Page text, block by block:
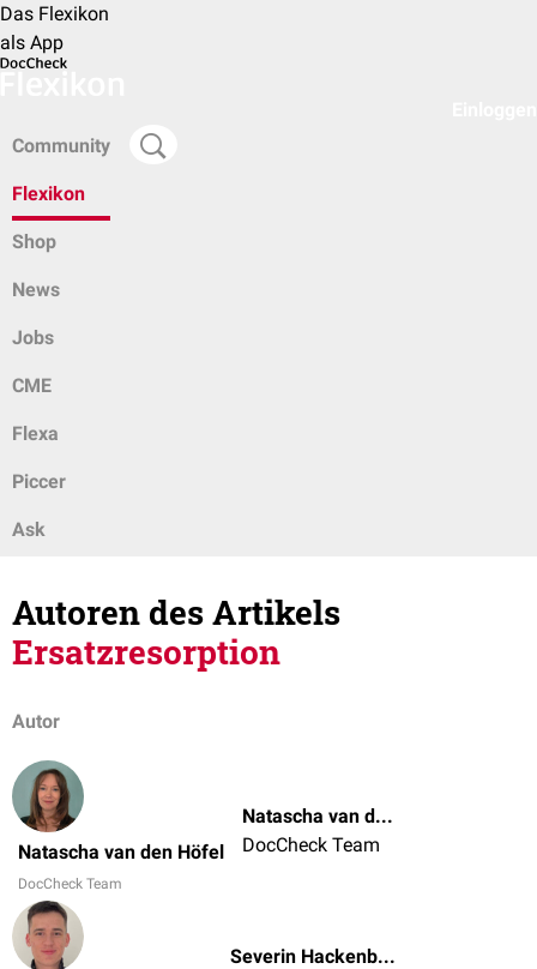
Das Flexikon
als App
Community
Flexikon
Shop
News
Jobs
CME
Flexa
Piccer
Ask
Autoren des Artikels
Ersatzresorption
Autor
Natascha van den Höfel
DocCheck Team
Natascha van den Höfel
DocCheck Team
Severin Hackenberger